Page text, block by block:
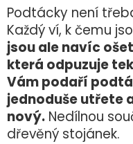
Podtácky není
Každý ví, k čemu
jsou ale navíc
která odpuzuje
Vám podaří
jednoduše utřete
nový. Nedílnou
dřevěný stojánek.